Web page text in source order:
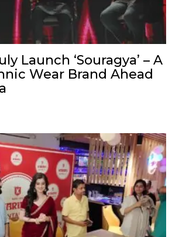
Launch ‘Souragya’ – A
Wear Brand Ahead